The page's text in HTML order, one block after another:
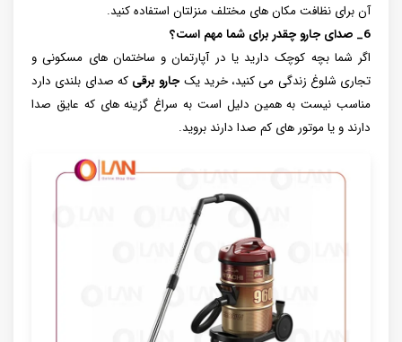
آن برای نظافت مکان های مختلف منزلتان استفاده کنید.
6_ صدای جارو چقدر برای شما مهم است؟
اگر شما بچه کوچک دارید یا در آپارتمان و ساختمان های مسکونی و
تجاری شلوغ زندگی می کنید، خرید یک جارو برقی که صدای بلندی دارد
مناسب نیست به همین دلیل است به سراغ گزینه های که عایق صدا
دارند و یا موتور های کم صدا دارند بروید.